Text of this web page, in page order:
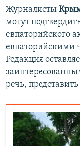
Журналисты
могут
евпаторийского
евпаторийскими
Редакция
речь,